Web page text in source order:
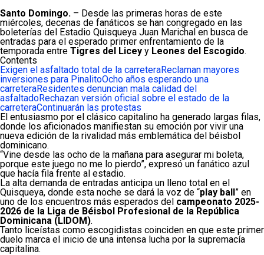
Santo Domingo. – Desde las primeras horas de este
miércoles, decenas de fanáticos se han congregado en las
boleterías del Estadio Quisqueya Juan Marichal en busca de
entradas para el esperado primer enfrentamiento de la
temporada entre Tigres del Licey y Leones del Escogido.
Contents
Exigen el asfaltado total de la carreteraReclaman mayores
inversiones para PinalitoOcho años esperando una
carreteraResidentes denuncian mala calidad del
asfaltadoRechazan versión oficial sobre el estado de la
carreteraContinuarán las protestas
El entusiasmo por el clásico capitalino ha generado largas filas,
donde los aficionados manifiestan su emoción por vivir una
nueva edición de la rivalidad más emblemática del béisbol
dominicano.
“Vine desde las ocho de la mañana para asegurar mi boleta,
porque este juego no me lo pierdo”, expresó un fanático azul
que hacía fila frente al estadio.
La alta demanda de entradas anticipa un lleno total en el
Quisqueya, donde esta noche se dará la voz de “play ball” en
uno de los encuentros más esperados del campeonato 2025-
2026 de la Liga de Béisbol Profesional de la República
Dominicana (LIDOM).
Tanto liceístas como escogidistas coinciden en que este primer
duelo marca el inicio de una intensa lucha por la supremacía
capitalina.